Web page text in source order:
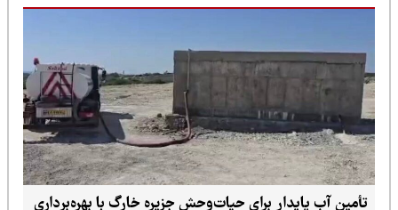
برای حیات‌وحش جزیره خارگ با بهره‌برداری